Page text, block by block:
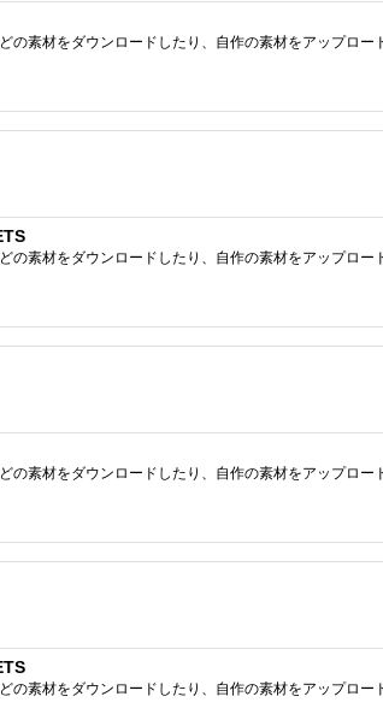
素材をダウンロードしたり、自作の素材をアップロ
素材をダウンロードしたり、自作の素材をアップロ
素材をダウンロードしたり、自作の素材をアップロ
素材をダウンロードしたり、自作の素材をアップロ